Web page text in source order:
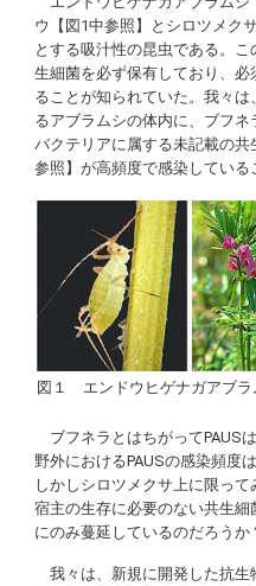
ウ【図1中参照】とシロツメク
とする吸汁性の昆虫である。
生細菌を必ず保有しており、
ることが知られていた。我々
るアブラムシの体内に、ブフ
バクテリアに属する未記載の共
参照】が高頻度で感染している
図１ エンドウヒゲナガアブラ
ブフネラとはちがってPAUS
野外におけるPAUSの感染頻度
しかしシロツメクサ上に限っ
宿主の生存に必要のない共生
にのみ蔓延しているのだろうか
我々は、新規に開発した抗生